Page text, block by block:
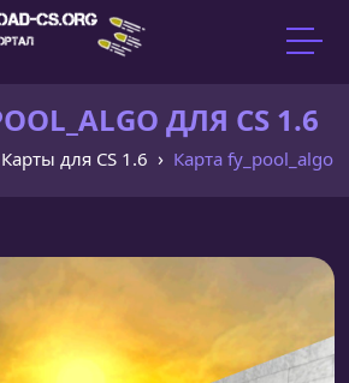
ДЛЯ CS 1.6
Карты для CS 1.6 Карта fy_pool_algo